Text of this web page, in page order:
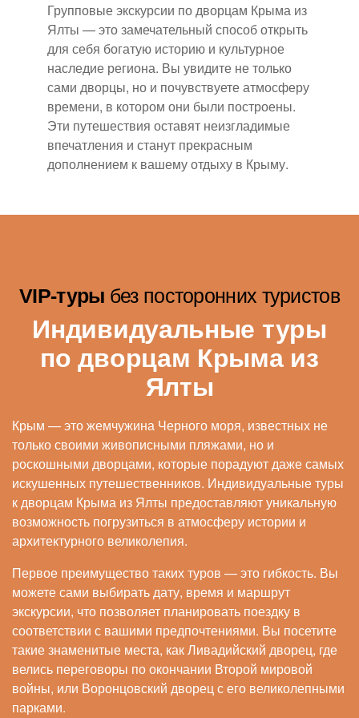
Групповые экскурсии по дворцам Крыма из
Ялты — это замечательный способ открыть
для себя богатую историю и культурное
наследие региона. Вы увидите не только
сами дворцы, но и почувствуете атмосферу
времени, в котором они были построены.
Эти путешествия оставят неизгладимые
впечатления и станут прекрасным
дополнением к вашему отдыху в Крыму.
VIP-туры без посторонних туристов
Индивидуальные туры
по дворцам Крыма из
Ялты
Крым — это жемчужина Черного моря, известных не
только своими живописными пляжами, но и
роскошными дворцами, которые порадуют даже самых
искушенных путешественников. Индивидуальные туры
к дворцам Крыма из Ялты предоставляют уникальную
возможность погрузиться в атмосферу истории и
архитектурного великолепия.
Первое преимущество таких туров — это гибкость. Вы
можете сами выбирать дату, время и маршрут
экскурсии, что позволяет планировать поездку в
соответствии с вашими предпочтениями. Вы посетите
такие знаменитые места, как Ливадийский дворец, где
велись переговоры по окончании Второй мировой
войны, или Воронцовский дворец с его великолепными
парками.